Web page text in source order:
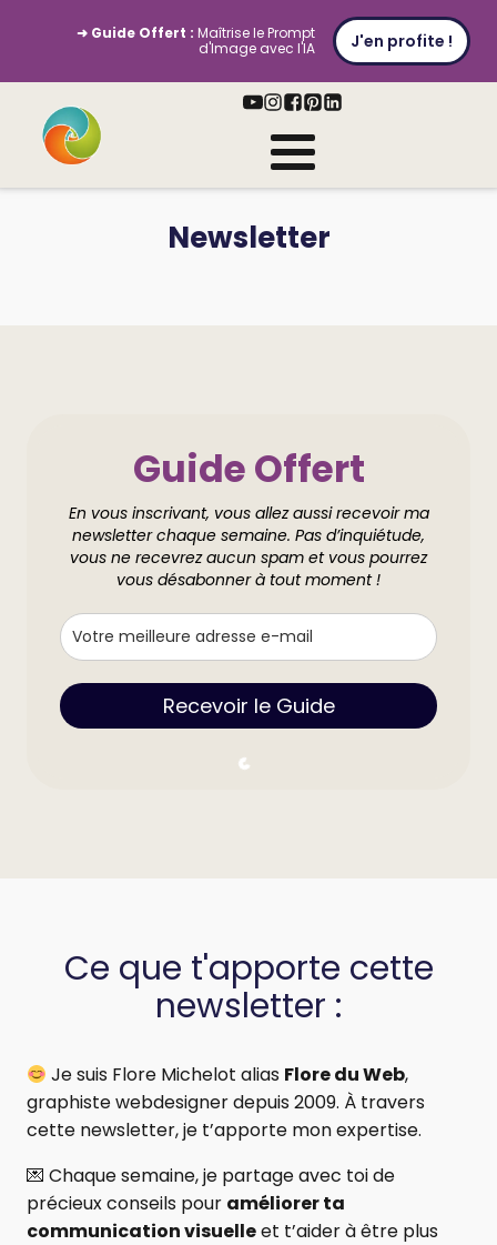
➜ Guide Offert : Maîtrise le Prompt
d'Image avec l'IA
J'en profite !
Newsletter
Guide Offert
En vous inscrivant, vous allez aussi recevoir ma
newsletter chaque semaine. Pas d’inquiétude,
vous ne recevrez aucun spam et vous pourrez
vous désabonner à tout moment !
Recevoir le Guide
Ce que t'apporte cette
newsletter :
Je suis Flore Michelot alias Flore du Web,
graphiste webdesigner depuis 2009. À travers
cette newsletter, je t’apporte mon expertise.
💌 Chaque semaine, je partage avec toi de
précieux conseils pour améliorer ta
communication visuelleet t’aider à être plus